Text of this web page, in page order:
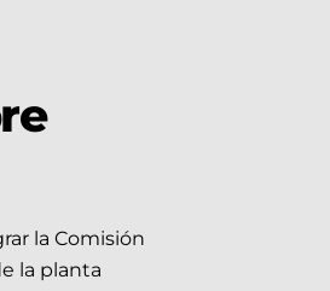
la Comisión
la planta